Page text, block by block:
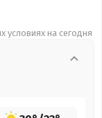
условиях на сегодня